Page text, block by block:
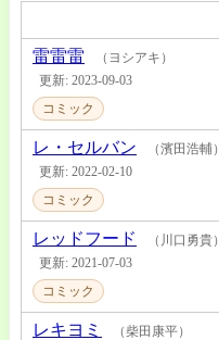
雷雷雷
（ヨシアキ）
更新: 2023-09-03
コミック
レ・セルバン
（濱田浩輔）
更新: 2022-02-10
コミック
レッドフード
（川口勇貴）
更新: 2021-07-03
コミック
レキヨミ
（柴田康平）